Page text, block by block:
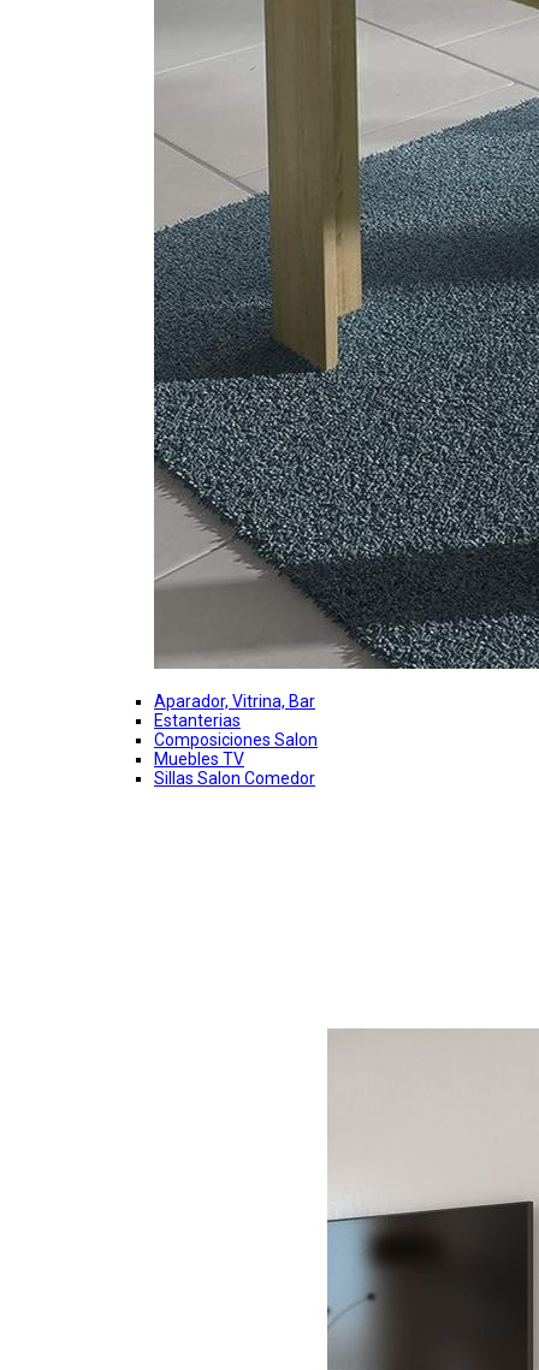
Aparador, Vitrina, Bar
Estanterias
Composiciones Salon
Muebles TV
Sillas Salon Comedor